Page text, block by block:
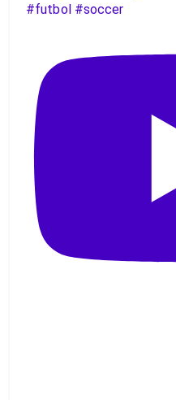
#futbol #soccer